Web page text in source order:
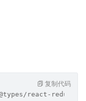
react-redux
复制代码